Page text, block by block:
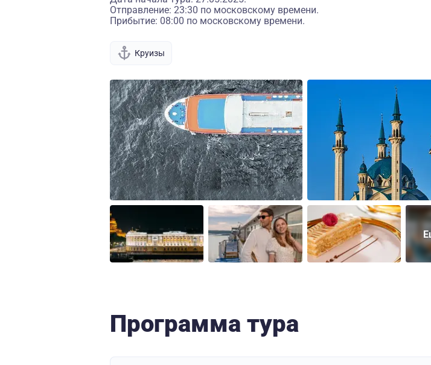
Отправление: 23:30 по московскому времени.
Прибытие: 08:00 по московскому времени.
Круизы
Программа тура